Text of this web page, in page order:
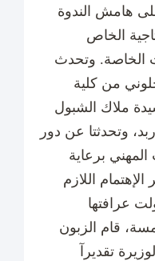
هامش الندوة
الخاص
الخاصة. وتحدث
من كلية
ملاك الشبول
وتحدثتا عن دور
برعاية
اللازم
عرافتها
قام الزبون
تقديرآ